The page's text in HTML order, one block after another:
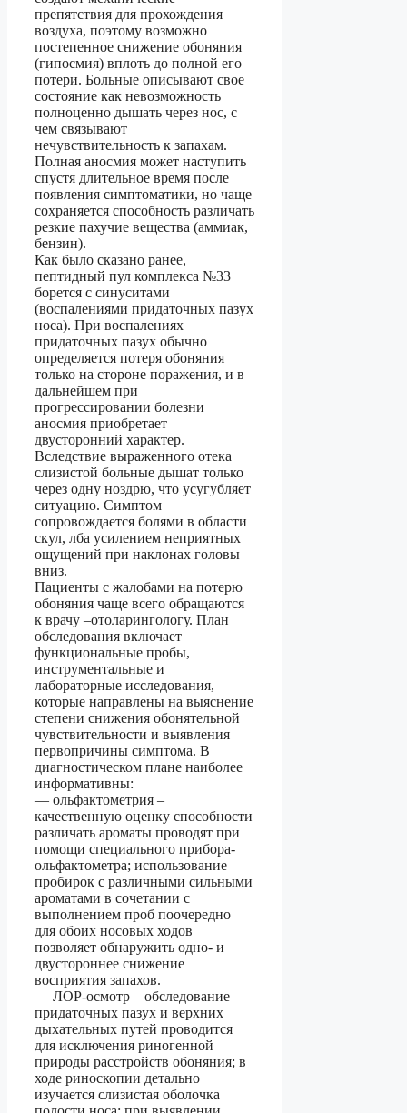
препятствия для прохождения
воздуха, поэтому возможно
постепенное снижение обоняния
(гипосмия) вплоть до полной его
потери. Больные описывают свое
состояние как невозможность
полноценно дышать через нос, с
чем связывают
нечувствительность к запахам.
Полная аносмия может наступить
спустя длительное время после
появления симптоматики, но чаще
сохраняется способность различать
резкие пахучие вещества (аммиак,
бензин).
Как было сказано ранее,
пептидный пул комплекса №33
борется с синуситами
(воспалениями придаточных пазух
носа). При воспалениях
придаточных пазух обычно
определяется потеря обоняния
только на стороне поражения, и в
дальнейшем при
прогрессировании болезни
аносмия приобретает
двусторонний характер.
Вследствие выраженного отека
слизистой больные дышат только
через одну ноздрю, что усугубляет
ситуацию. Симптом
сопровождается болями в области
скул, лба усилением неприятных
ощущений при наклонах головы
вниз.
Пациенты с жалобами на потерю
обоняния чаще всего обращаются
к врачу –отоларингологу. План
обследования включает
функциональные пробы,
инструментальные и
лабораторные исследования,
которые направлены на выяснение
степени снижения обонятельной
чувствительности и выявления
первопричины симптома. В
диагностическом плане наиболее
информативны:
— ольфактометрия –
качественную оценку способности
различать ароматы проводят при
помощи специального прибора-
ольфактометра; использование
пробирок с различными сильными
ароматами в сочетании с
выполнением проб поочередно
для обоих носовых ходов
позволяет обнаружить одно- и
двустороннее снижение
восприятия запахов.
— ЛОР-осмотр – обследование
придаточных пазух и верхних
дыхательных путей проводится
для исключения риногенной
природы расстройств обоняния; в
ходе риноскопии детально
изучается слизистая оболочка